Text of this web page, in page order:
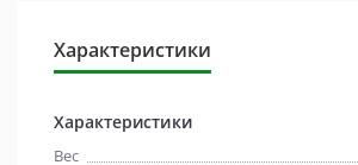
Характеристики
Характеристики
Вес